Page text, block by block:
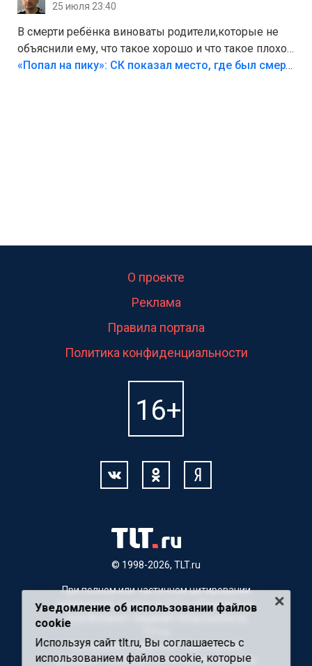
25 июля 23:40
В смерти ребёнка виноваты родители,которые не
объяснили ему, что такое хорошо и что такое плохо!
Лезть через такой забор,верх безумия,есть же
«Попал на пику»: СК показал место, где был смертельно травмирован ребенок в Тольятти
© 1998-2026, TLT.ru
О проекте
Реклама
Правила портала
Политика конфиденциальности
При полном или частичном цитировании
материалов, ссылка на TLT.ru обязательна.
Для Интернет-изданий гиперссылка на
Материалы с пометкой "Партнерский
материал" публикуются на правах рекламы.
Уведомление об использовании файлов
cookie
Используя сайт tlt.ru, Вы соглашаетесь с
использованием файлов cookie, которые